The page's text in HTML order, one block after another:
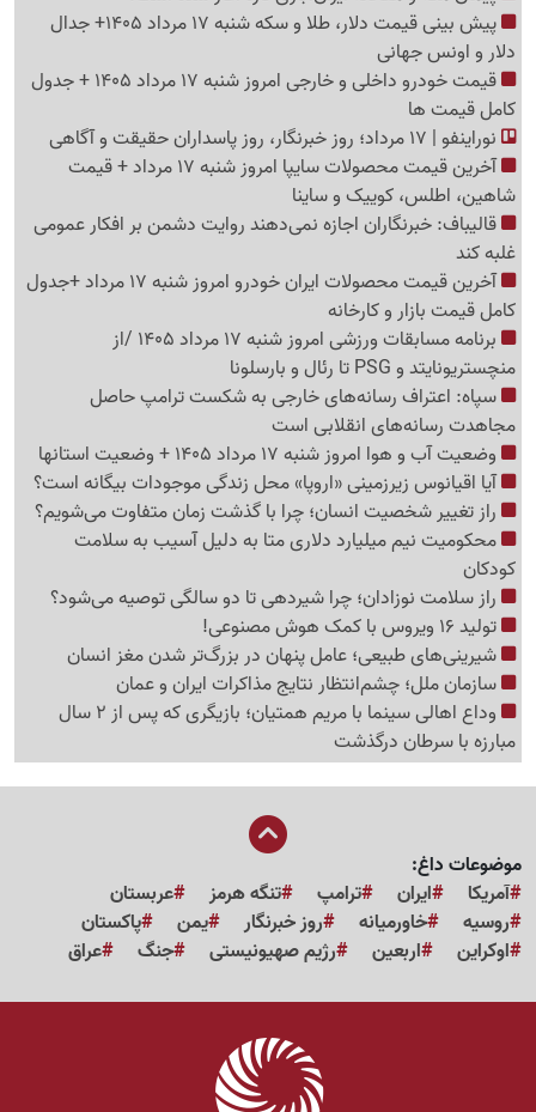
پیش ‌بینی قیمت دلار، طلا و سکه شنبه 17 مرداد 1405+ جدال
دلار و اونس جهانی
قیمت خودرو داخلی و خارجی امروز شنبه 17 مرداد 1405 + جدول
کامل قیمت ها
نوراینفو | 17 مرداد؛ روز خبرنگار، روز پاسداران حقیقت و آگاهی
آخرین قیمت محصولات سایپا امروز شنبه 17 مرداد + قیمت
شاهین، اطلس، کوییک و ساینا
قالیباف: خبرنگاران اجازه نمی‌دهند روایت دشمن بر افکار عمومی
غلبه کند
آخرین قیمت محصولات ایران خودرو امروز شنبه 17 مرداد +جدول
کامل قیمت بازار و کارخانه
برنامه مسابقات ورزشی امروز شنبه 17 مرداد 1405 /از
منچستریونایتد و PSG تا رئال و بارسلونا
سپاه: اعتراف رسانه‌های خارجی به شکست ترامپ حاصل
مجاهدت رسانه‌های انقلابی است
وضعیت آب و هوا امروز شنبه 17 مرداد 1405 + وضعیت استانها
آیا اقیانوس زیرزمینی «اروپا» محل زندگی موجودات بیگانه است؟
راز تغییر شخصیت انسان؛ چرا با گذشت زمان متفاوت می‌شویم؟
محکومیت نیم میلیارد دلاری متا به دلیل آسیب به سلامت
کودکان
راز سلامت نوزادان؛ چرا شیردهی تا دو سالگی توصیه می‌شود؟
تولید 16 ویروس با کمک هوش مصنوعی!
شیرینی‌های طبیعی؛ عامل پنهان در بزرگ‌تر شدن مغز انسان
سازمان ملل؛ چشم‌انتظار نتایج مذاکرات ایران و عمان
وداع اهالی سینما با مریم همتیان؛ بازیگری که پس از 2 سال
مبارزه با سرطان درگذشت
موضوعات داغ:
آمریکا
ایران ترامپ تنگه هرمز
عربستان
روسیه
خاورمیانه روز خبرنگار یمن
پاکستان
اوکراین
اربعین رژیم صهیونیستی جنگ عراق